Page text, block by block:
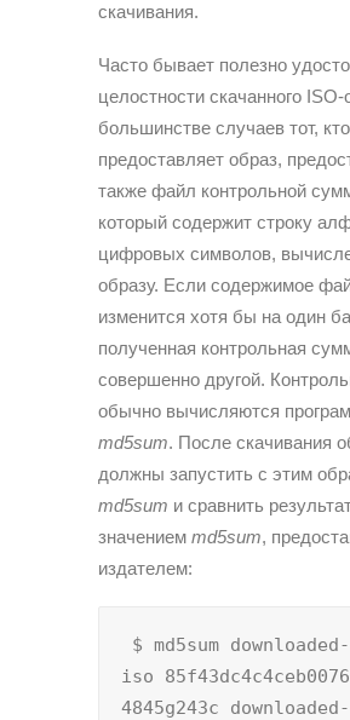
скачивания.
Часто бывает полезно
целостности скачанного
большинстве случаев тот, кто
предоставляет образ,
также файл контрольной
который содержит строку
цифровых символов,
образу. Если содержимое
изменится хотя бы на один
полученная контрольная
совершенно другой.
обычно вычисляются
md5sum. После скачивания
должны запустить с этим
md5sum и сравнить
значением md5sum,
издателем:
iso
4845g243c